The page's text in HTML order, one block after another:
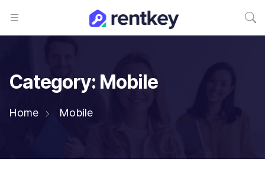
Category: Mobile
Home Mobile